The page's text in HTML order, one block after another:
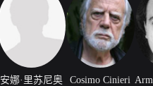
安娜·里苏尼奥 Cosimo Cinieri